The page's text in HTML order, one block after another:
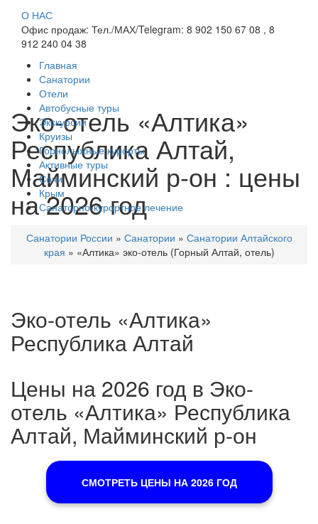
О НАС
Офис продаж: Тел./МАХ/Telegram: 8 902 150 67 08 , 8
912 240 04 38
Главная
Санатории
Отели
Автобусные туры
Экскурсии
Круизы
Горнолыжные курорты
Активные туры
Сочи
Крым
Санаторно-курортное лечение
Эко-отель «Алтика»
Республика Алтай,
Майминский р-он : цены
на 2026 год
Санатории России » Санатории » Санатории Алтайского
края » «Алтика» эко-отель (Горный Алтай, отель)
Эко-отель «Алтика»
Республика Алтай
Цены на 2026 год в Эко-
отель «Алтика» Республика
Алтай, Майминский р-он
СМОТРЕТЬ ЦЕНЫ НА 2026 ГОД